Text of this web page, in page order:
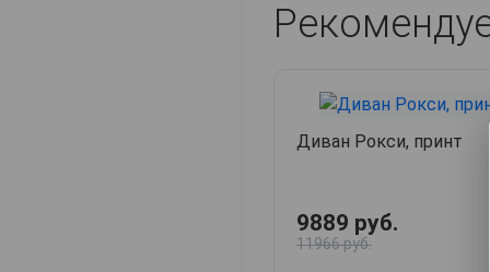
Диван Рокси, принт
9889 руб.
11966 руб.